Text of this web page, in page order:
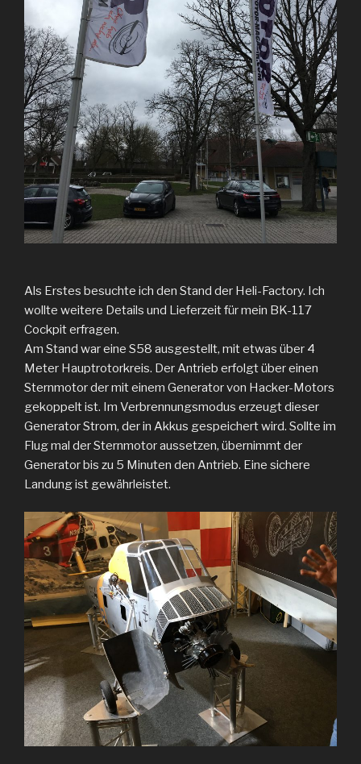
Als Erstes besuchte ich den Stand der Heli-Factory. Ich
wollte weitere Details und Lieferzeit für mein BK-117
Cockpit erfragen.
Am Stand war eine S58 ausgestellt, mit etwas über 4
Meter Hauptrotorkreis. Der Antrieb erfolgt über einen
Sternmotor der mit einem Generator von Hacker-Motors
gekoppelt ist. Im Verbrennungsmodus erzeugt dieser
Generator Strom, der in Akkus gespeichert wird. Sollte im
Flug mal der Sternmotor aussetzen, übernimmt der
Generator bis zu 5 Minuten den Antrieb. Eine sichere
Landung ist gewährleistet.